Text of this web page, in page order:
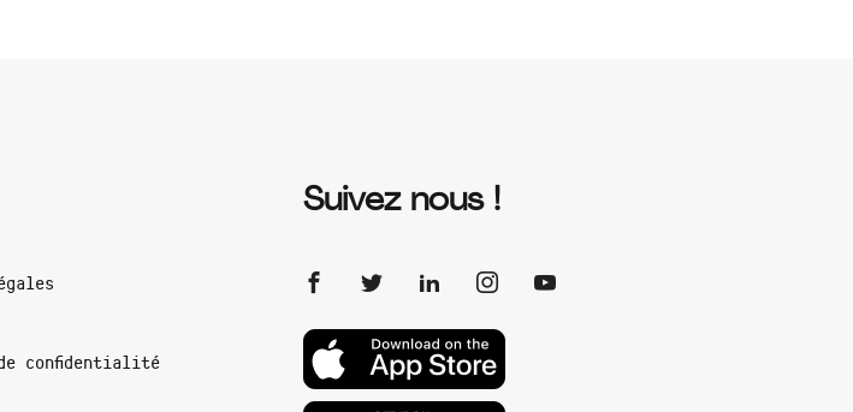
confidentialité
Suivez nous !